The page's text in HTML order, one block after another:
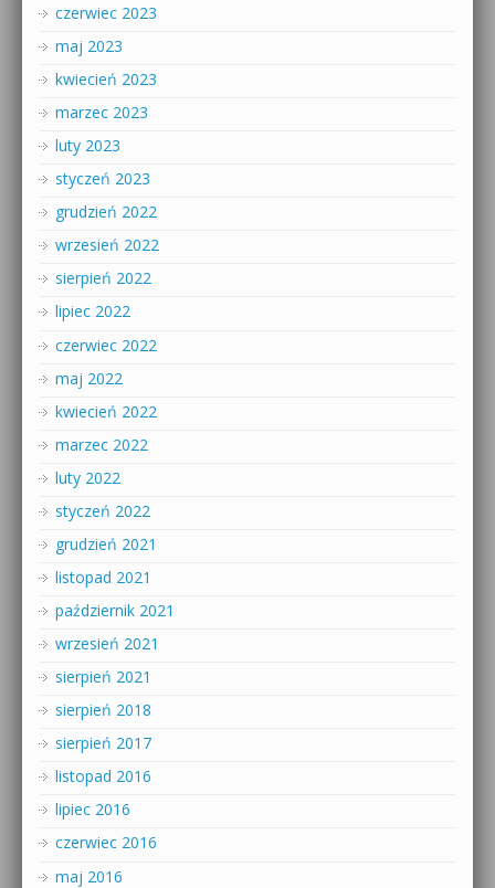
czerwiec 2023
maj 2023
kwiecień 2023
marzec 2023
luty 2023
styczeń 2023
grudzień 2022
wrzesień 2022
sierpień 2022
lipiec 2022
czerwiec 2022
maj 2022
kwiecień 2022
marzec 2022
luty 2022
styczeń 2022
grudzień 2021
listopad 2021
październik 2021
wrzesień 2021
sierpień 2021
sierpień 2018
sierpień 2017
listopad 2016
lipiec 2016
czerwiec 2016
maj 2016